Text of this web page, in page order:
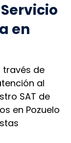
en
través de
al
SAT de
en Pozuelo